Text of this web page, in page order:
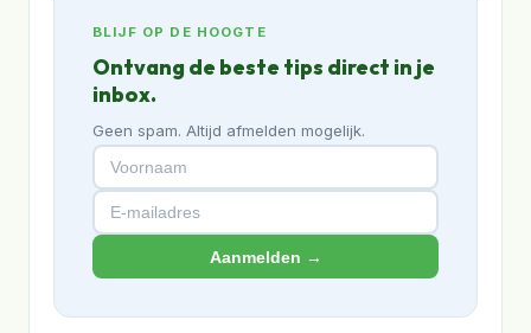
BLIJF OP DE HOOGTE
Ontvang de beste tips direct in je
inbox.
Geen spam. Altijd afmelden mogelijk.
Aanmelden →